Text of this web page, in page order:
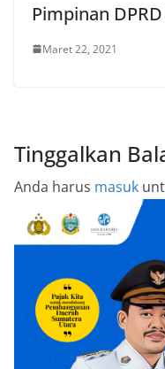
Pimpinan
Maret 22, 2021
Tinggalkan
Anda harus masuk